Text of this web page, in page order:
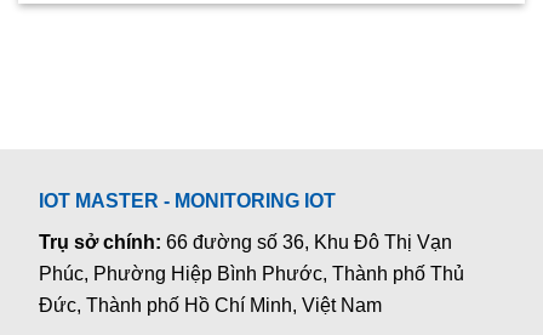
IOT MASTER - MONITORING IOT
Trụ sở chính:66 đường số 36, Khu Đô Thị Vạn
Phúc, Phường Hiệp Bình Phước, Thành phố Thủ
Đức, Thành phố Hồ Chí Minh, Việt Nam